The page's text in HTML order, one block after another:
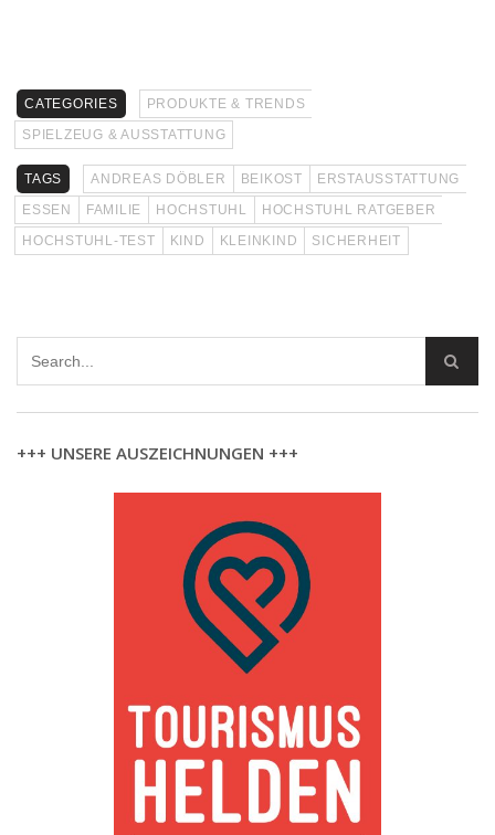
CATEGORIES
PRODUKTE & TRENDS
SPIELZEUG & AUSSTATTUNG
TAGS ANDREAS DÖBLER BEIKOST
ERSTAUSSTATTUNG
ESSEN
FAMILIE HOCHSTUHL
HOCHSTUHL RATGEBER
HOCHSTUHL-TEST
KIND KLEINKIND SICHERHEIT
+++ UNSERE AUSZEICHNUNGEN +++